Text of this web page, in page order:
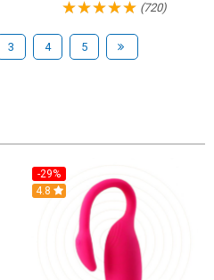
(720)
3 4 5
-29%
Hot
4.8